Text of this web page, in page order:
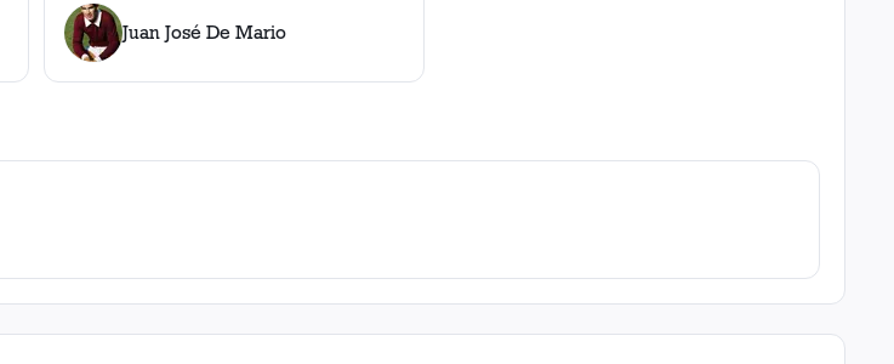
Juan José De Mario